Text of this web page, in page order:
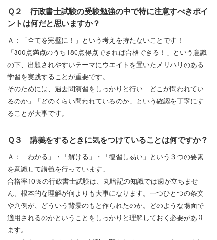
Ｑ２ 行政書士試験の受験勉強の中で特に注意すべきポイ
ントは何だと思いますか？
Ａ：「全てを完璧に！」という考えを持たないことです！
「300点満点のうち180点得点できれば合格できる！」という意識
の下、出題されやすいテーマにウエイトを置いたメリハリのある
学習を実践することが重要です。
そのためには、過去問演習をしっかりと行い「どこが問われてい
るのか」「どのくらい問われているのか」という確認を丁寧にす
ることが大事です。
Ｑ３ 講義をするときに気をつけていることは何ですか？
Ａ：「わかる」・「解ける」・「復習し易い」という３つの要素
を意識して講義を行っています。
合格率10％の行政書士試験は、丸暗記の知識では歯が立ちませ
ん。根本的な理解が何よりも大事になります。一つひとつの条文
や判例が、どういう背景のもと作られたのか。どのような場面で
適用されるのかということをしっかりと理解しておく必要があり
ます。